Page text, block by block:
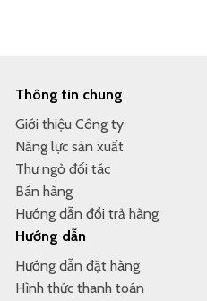
Thông tin chung
Giới thiệu Công ty
Năng lực sản xuất
Thư ngỏ đối tác
Bán hàng
Hướng dẫn đổi trả hàng
Hướng dẫn
Hướng dẫn đặt hàng
Hình thức thanh toán